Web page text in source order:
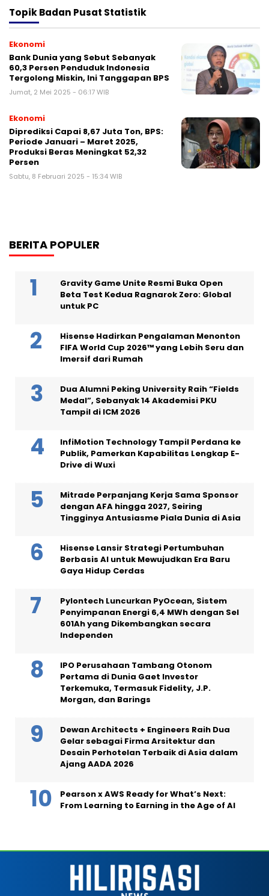
TopikBadan Pusat Statistik
Ekonomi
Bank Dunia yang Sebut Sebanyak
60,3 Persen Penduduk Indonesia
Tergolong Miskin, Ini Tanggapan BPS
Jumat, 2 Mei 2025 - 06:17 WIB
Ekonomi
Diprediksi Capai 8,67 Juta Ton, BPS:
Periode Januari – Maret 2025,
Produksi Beras Meningkat 52,32
Persen
Sabtu, 8 Februari 2025 - 15:34 WIB
BERITA POPULER
Gravity Game Unite Resmi Buka Open
Beta Test Kedua Ragnarok Zero: Global
untuk PC
Hisense Hadirkan Pengalaman Menonton
FIFA World Cup 2026™ yang Lebih Seru dan
Imersif dari Rumah
Dua Alumni Peking University Raih “Fields
Medal”, Sebanyak 14 Akademisi PKU
Tampil di ICM 2026
InfiMotion Technology Tampil Perdana ke
Publik, Pamerkan Kapabilitas Lengkap E-
Drive di Wuxi
Mitrade Perpanjang Kerja Sama Sponsor
dengan AFA hingga 2027, Seiring
Tingginya Antusiasme Piala Dunia di Asia
Hisense Lansir Strategi Pertumbuhan
Berbasis AI untuk Mewujudkan Era Baru
Gaya Hidup Cerdas
Pylontech Luncurkan PyOcean, Sistem
Penyimpanan Energi 6,4 MWh dengan Sel
601Ah yang Dikembangkan secara
Independen
IPO Perusahaan Tambang Otonom
Pertama di Dunia Gaet Investor
Terkemuka, Termasuk Fidelity, J.P.
Morgan, dan Barings
Dewan Architects + Engineers Raih Dua
Gelar sebagai Firma Arsitektur dan
Desain Perhotelan Terbaik di Asia dalam
Ajang AADA 2026
Pearson x AWS Ready for What’s Next:
From Learning to Earning in the Age of AI